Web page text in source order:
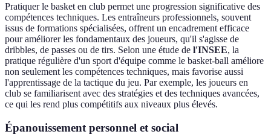
Pratiquer le basket en club permet une progression significative des
compétences techniques. Les entraîneurs professionnels, souvent
issus de formations spécialisées, offrent un encadrement efficace
pour améliorer les fondamentaux des joueurs, qu'il s'agisse de
dribbles, de passes ou de tirs. Selon une étude de l'INSEE, la
pratique régulière d'un sport d'équipe comme le basket-ball améliore
non seulement les compétences techniques, mais favorise aussi
l'apprentissage de la tactique du jeu. Par exemple, les joueurs en
club se familiarisent avec des stratégies et des techniques avancées,
ce qui les rend plus compétitifs aux niveaux plus élevés.
Épanouissement personnel et social